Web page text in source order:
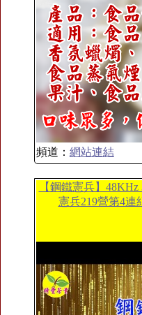
頻道： 網站連結
【鋼鐵憲兵】
憲兵219營第4連